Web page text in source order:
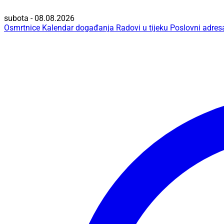
subota - 08.08.2026
Osmrtnice Kalendar događanja Radovi u tijeku Poslovni